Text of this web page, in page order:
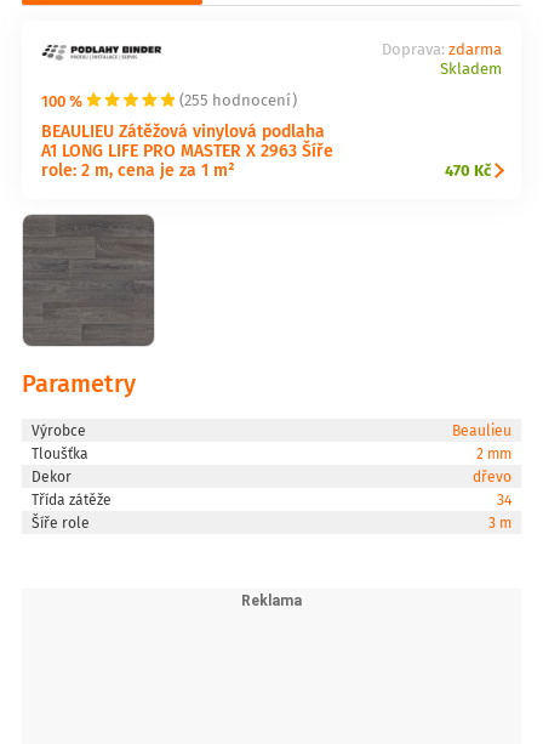
100 % (255 hodnocení)
BEAULIEU Zátěžová vinylová podlaha
A1 LONG LIFE PRO MASTER X 2963 Šíře
role: 2 m, cena je za 1 m²
Doprava: zdarma
Skladem
470 Kč
Parametry
Výrobce
Beaulieu
Tloušťka
2 mm
Dekor
dřevo
Třída zátěže
34
Šíře role
3 m